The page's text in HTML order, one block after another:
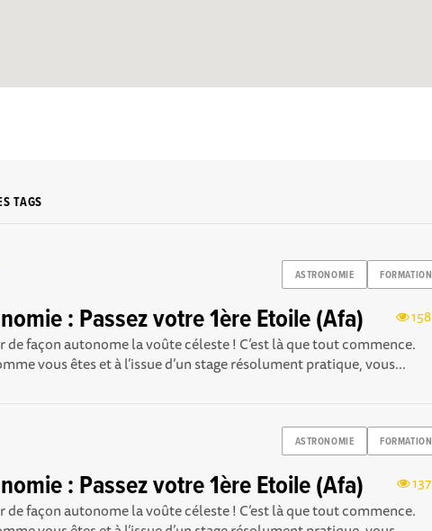
TAGS
ASTRONOMIE FORMATION
158
: Passez votre 1ère Etoile (Afa)
de façon autonome la voûte céleste ! C’est là que tout commence.
vous êtes et à l’issue d’un stage résolument pratique, vous...
ASTRONOMIE FORMATION
137
: Passez votre 1ère Etoile (Afa)
de façon autonome la voûte céleste ! C’est là que tout commence.